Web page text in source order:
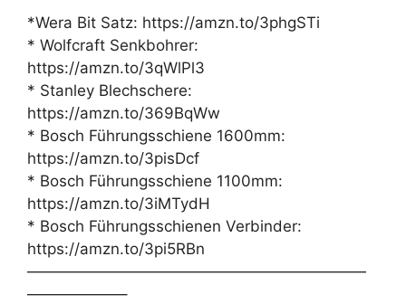
*Wera Bit Satz: https://amzn.to/3phgSTi
* Wolfcraft Senkbohrer:
https://amzn.to/3qWlPl3
* Stanley Blechschere:
https://amzn.to/369BqWw
* Bosch Führungsschiene 1600mm:
https://amzn.to/3pisDcf
* Bosch Führungsschiene 1100mm:
https://amzn.to/3iMTydH
* Bosch Führungsschienen Verbinder:
https://amzn.to/3pi5RBn
——————————————————————
——————–